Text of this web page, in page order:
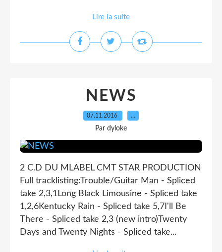
Lire la suite
NEWS
07.11.2016 …
Par dyloke
2 C.D DU MLABEL CMT STAR PRODUCTION
Full tracklisting:Trouble/Guitar Man - Spliced
take 2,3,1Long Black Limousine - Spliced take
1,2,6Kentucky Rain - Spliced take 5,7I'll Be
There - Spliced take 2,3 (new intro)Twenty
Days and Twenty Nights - Spliced take...